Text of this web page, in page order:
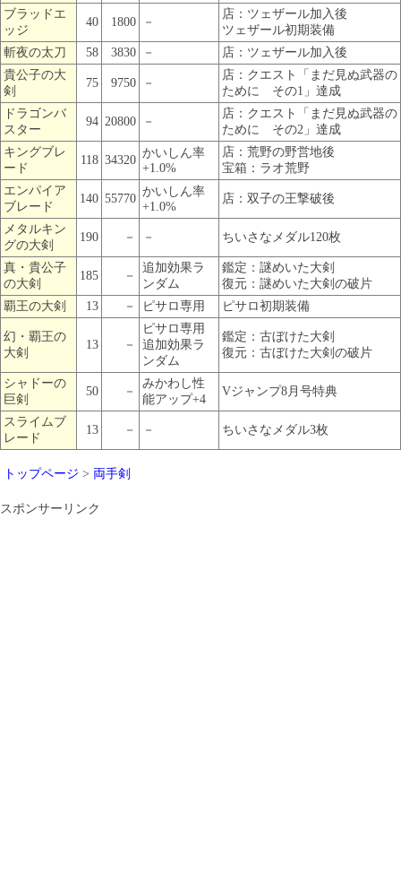
ブラッドエ
ッジ
40 1800 －
店：ツェザール加入後
ツェザール初期装備
斬夜の太刀
58 3830 －
店：ツェザール加入後
貴公子の大
剣
75 9750 －
店：クエスト「まだ見ぬ武器の
ために その1」達成
ドラゴンバ
スター
94 20800 －
店：クエスト「まだ見ぬ武器の
ために その2」達成
キングブレ
ード
118 34320
かいしん率
+1.0%
店：荒野の野営地後
宝箱：ラオ荒野
エンパイア
ブレード
140 55770
かいしん率
+1.0%
店：双子の王撃破後
メタルキン
グの大剣
190 － － ちいさなメダル120枚
真・貴公子
の大剣
185 －
追加効果ラ
ンダム
鑑定：謎めいた大剣
復元：謎めいた大剣の破片
覇王の大剣
13 － ピサロ専用 ピサロ初期装備
幻・覇王の
大剣
13 －
ピサロ専用
追加効果ラ
ンダム
鑑定：古ぼけた大剣
復元：古ぼけた大剣の破片
シャドーの
巨剣
50 －
みかわし性
能アップ+4
Vジャンプ8月号特典
スライムブ
レード
13 － － ちいさなメダル3枚
トップページ > 両手剣
スポンサーリンク